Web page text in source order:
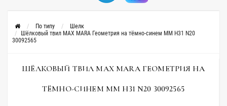
По типу
Шелк
Шёлковый твил MAX MARA Геометрия на тёмно-синем MM H31 N20
30092565
ШЁЛКОВЫЙ ТВИЛ MAX MARA ГЕОМЕТРИЯ НА
ТЁМНО-СИНЕМ MM H31 N20 30092565